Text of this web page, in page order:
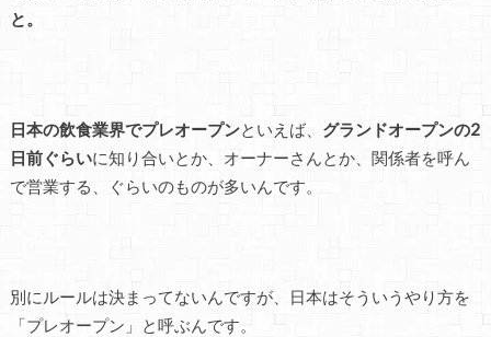
と。
日本の飲食業界でプレオープンといえば、 グランドオープンの2
日前ぐらいに知り合いとか、オーナーさんとか、関係者を呼ん
で営業する、ぐらいのものが多いんです。
別にルールは決まってないんですが、日本はそういうやり方を
「プレオープン」と呼ぶんです。